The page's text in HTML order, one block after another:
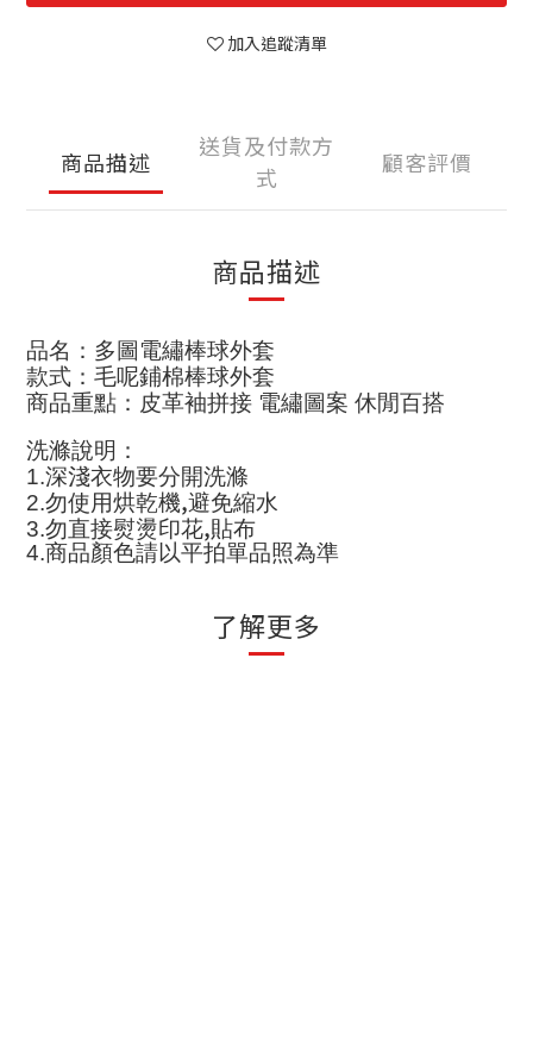
加入追蹤清單
商品描述
送貨及付款方
式
顧客評價
商品描述
品名：多圖電繡棒球外套
款式：毛呢鋪棉棒球外套
商品重點：皮革袖拼接 電繡圖案 休閒百搭
洗滌說明 ：
1.深淺衣物要分開洗滌
2.勿使用烘乾機,避免縮水
3.勿直接熨燙印花,貼布
4.商品顏色請以平拍單品照為準
了解更多